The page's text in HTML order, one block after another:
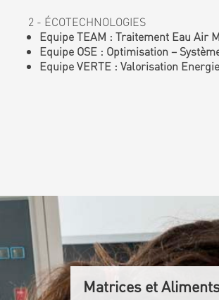
2 - ÉCOTECHNOLOGIES
Equipe TEAM : Traitement Eau Air
Equipe OSE : Optimisation –
Equipe VERTE : Valorisation
Matrices et